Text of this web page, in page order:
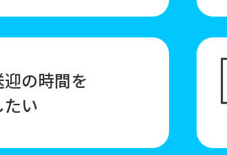
の時間を
たい